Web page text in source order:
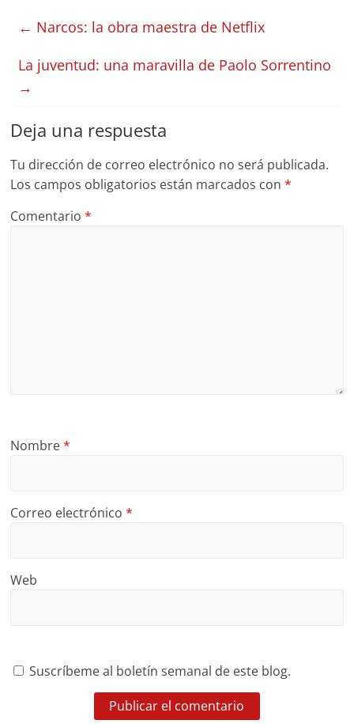
← Narcos: la obra maestra de Netflix
La juventud: una maravilla de Paolo Sorrentino
→
Deja una respuesta
Tu dirección de correo electrónico no será publicada.
Los campos obligatorios están marcados con*
Comentario*
Nombre*
Correo electrónico*
Web
Suscríbeme al boletín semanal de este blog.